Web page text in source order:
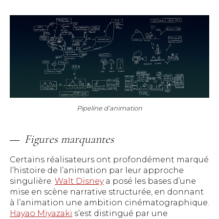
Pipeline d’animation
Figures marquantes
Certains réalisateurs ont profondément marqué
l’histoire de l’animation par leur approche
singulière. Walt Disneya posé les bases d’une
mise en scène narrative structurée, en donnant
à l’animation une ambition cinématographique.
Hayao Miyazaki s’est distingué par une